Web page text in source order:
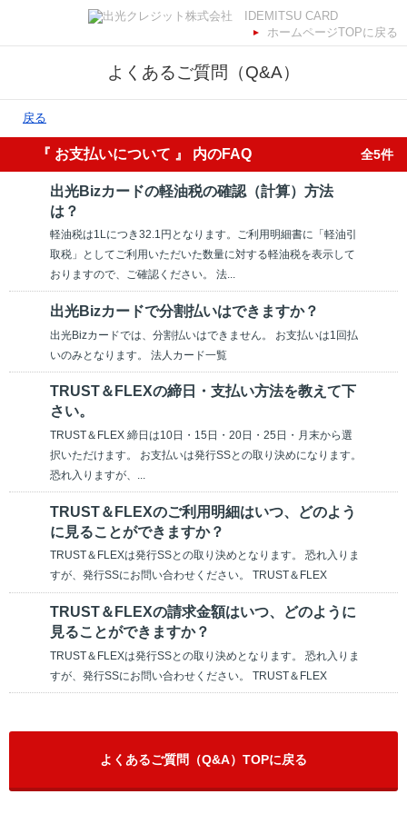
ホームページTOPに戻る
よくあるご質問（Q&A）
戻る
『 お支払いについて 』 内のFAQ 全5件
出光Bizカードの軽油税の確認（計算）方法
は？
軽油税は1Lにつき32.1円となります。ご利用明細書に「軽油引
取税」としてご利用いただいた数量に対する軽油税を表示して
おりますので、ご確認ください。 法...
出光Bizカードで分割払いはできますか？
出光Bizカードでは、分割払いはできません。 お支払いは1回払
いのみとなります。 法人カード一覧
TRUST＆FLEXの締日・支払い方法を教えて下
さい。
TRUST＆FLEX 締日は10日・15日・20日・25日・月末から選
択いただけます。 お支払いは発行SSとの取り決めになります。
恐れ入りますが、...
TRUST＆FLEXのご利用明細はいつ、どのよう
に見ることができますか？
TRUST＆FLEXは発行SSとの取り決めとなります。 恐れ入りま
すが、発行SSにお問い合わせください。 TRUST＆FLEX
TRUST＆FLEXの請求金額はいつ、どのように
見ることができますか？
TRUST＆FLEXは発行SSとの取り決めとなります。 恐れ入りま
すが、発行SSにお問い合わせください。 TRUST＆FLEX
よくあるご質問（Q&A）TOPに戻る